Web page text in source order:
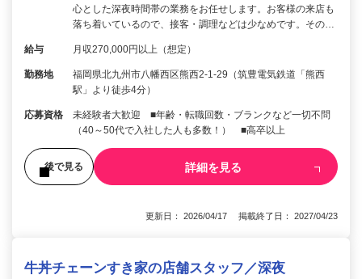
心とした深夜時間帯の業務をお任せします。お客様の来店も
落ち着いているので、接客・調理などは少なめです。その…
給与 月収270,000円以上（想定）
勤務地
福岡県北九州市八幡西区熊西2-1-29（筑豊電気鉄道「熊西
駅」より徒歩4分）
応募資格
未経験者大歓迎 ■年齢・転職回数・ブランクなど一切不問
（40～50代で入社した人も多数！） ■高卒以上
後で見る 詳細を見る
更新日： 2026/04/17 掲載終了日： 2027/04/23
牛丼チェーンすき家の店舗スタッフ／深夜